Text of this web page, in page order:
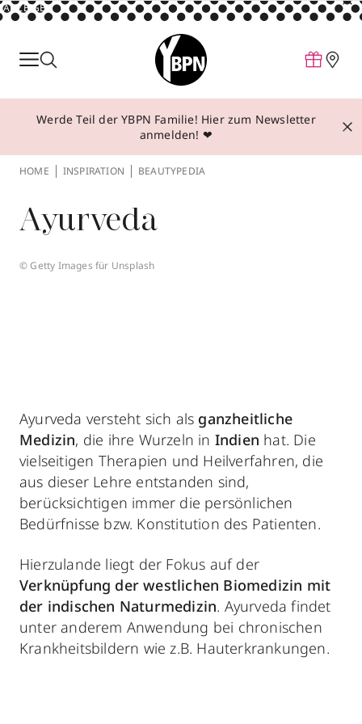
ANZEIGE
Parfum
Make-up
Behandlungen
Über YBPN
Aktionen
Werde Teil der YBPN Familie! Hier zum Newsletter
anmelden! ❤
HOME INSPIRATION BEAUTYPEDIA
Ayurveda
© Getty Images für Unsplash
Ayurveda versteht sich als ganzheitliche
Medizin, die ihre Wurzeln in Indien hat. Die
vielseitigen Therapien und Heilverfahren, die
aus dieser Lehre entstanden sind,
berücksichtigen immer die persönlichen
Bedürfnisse bzw. Konstitution des Patienten.
Hierzulande liegt der Fokus auf der
Verknüpfung der westlichen Biomedizin mit
der indischen Naturmedizin. Ayurveda findet
unter anderem Anwendung bei chronischen
Krankheitsbildern wie z.B. Hauterkrankungen.